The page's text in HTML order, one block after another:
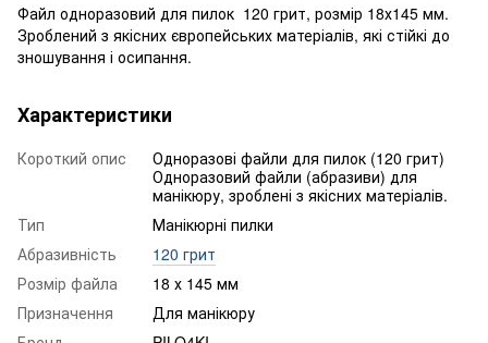
Файл одноразовий для пилок 120 грит, розмір 18х145 мм.
Зроблений з якісних європейських матеріалів, які стійкі до
зношування і осипання.
Характеристики
Короткий опис
Одноразові файли для пилок (120 грит)
Одноразовий файли (абразиви) для
манікюру, зроблені з якісних матеріалів.
Тип
Манікюрні пилки
Абразивність
120 грит
Розмір файла
18 х 145 мм
Призначення
Для манікюру